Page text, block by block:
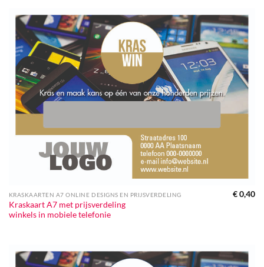
KRASKAARTEN A7 ONLINE DESIGNS EN PRIJSVERDELING
Kraskaart A7 met prijsverdeling
winkels in mobiele telefonie
€0,40